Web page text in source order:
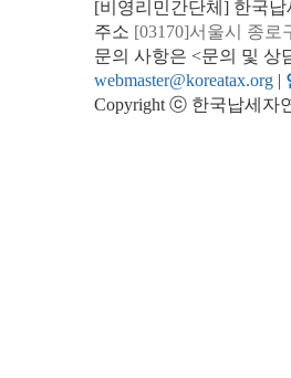
[비영리민간단체] 한국납
주소 [03170]서울시 종로
문의 사항은 <문의 및 상
webmaster@koreatax.org |
Copyright ⓒ 한국납세자연